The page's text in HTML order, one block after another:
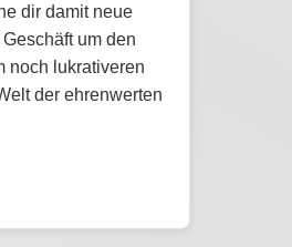
dir damit neue
um den
noch lukrativeren
der ehrenwerten